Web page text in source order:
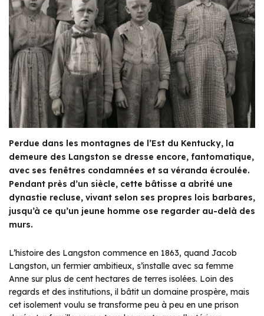
Perdue dans les montagnes de l’Est du Kentucky, la
demeure des Langston se dresse encore, fantomatique,
avec ses fenêtres condamnées et sa véranda écroulée.
Pendant près d’un siècle, cette bâtisse a abrité une
dynastie recluse, vivant selon ses propres lois barbares,
jusqu’à ce qu’un jeune homme ose regarder au-delà des
murs.
L’histoire des Langston commence en 1863, quand Jacob
Langston, un fermier ambitieux, s’installe avec sa femme
Anne sur plus de cent hectares de terres isolées. Loin des
regards et des institutions, il bâtit un domaine prospère, mais
cet isolement voulu se transforme peu à peu en une prison